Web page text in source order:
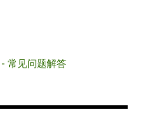
常见问题解答